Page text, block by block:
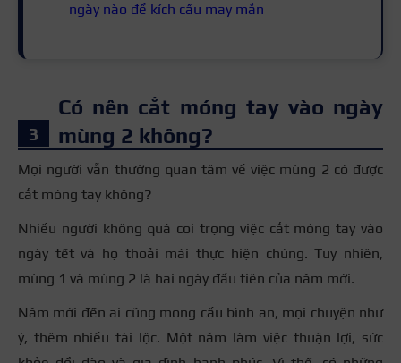
ngày nào để kích cầu may mắn
Có nên cắt móng tay vào ngày
mùng 2 không?
Mọi người vẫn thường quan tâm về việc mùng 2 có được
cắt móng tay không?
Nhiều người không quá coi trọng việc cắt móng tay vào
ngày tết và họ thoải mái thực hiện chúng. Tuy nhiên,
mùng 1 và mùng 2 là hai ngày đầu tiên của năm mới.
Năm mới đến ai cũng mong cầu bình an, mọi chuyện như
ý, thêm nhiều tài lộc. Một năm làm việc thuận lợi, sức